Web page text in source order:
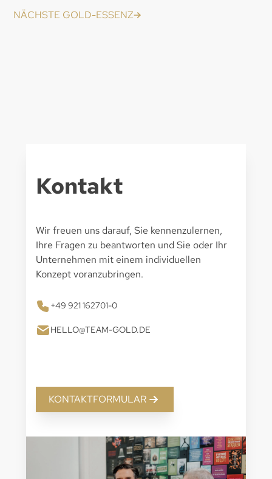
NÄCHSTE GOLD-ESSENZ
Kontakt
Wir freuen uns darauf, Sie kennenzulernen,
Ihre Fragen zu beantworten und Sie oder Ihr
Unternehmen mit einem individuellen
Konzept voranzubringen.
+49 921 162701-0
HELLO@TEAM-GOLD.DE
KONTAKTFORMULAR